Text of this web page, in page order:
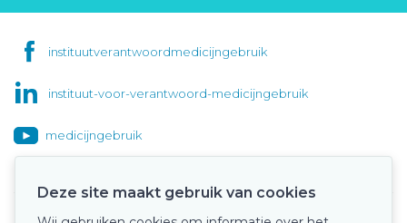
instituutverantwoordmedicijngebruik
instituut-voor-verantwoord-medicijngebruik
medicijngebruik
Deze site maakt gebruik van cookies